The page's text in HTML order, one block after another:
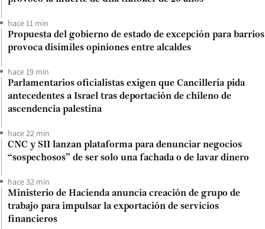
hace 11 min
Propuesta del gobierno de estado de excepción para barrios
provoca disímiles opiniones entre alcaldes
hace 19 min
Parlamentarios oficialistas exigen que Cancillería pida
antecedentes a Israel tras deportación de chileno de
ascendencia palestina
hace 22 min
CNC y SII lanzan plataforma para denunciar negocios
“sospechosos” de ser solo una fachada o de lavar dinero
hace 32 min
Ministerio de Hacienda anuncia creación de grupo de
trabajo para impulsar la exportación de servicios
financieros